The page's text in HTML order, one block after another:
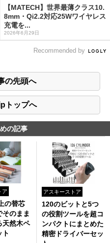
【MATECH】世界最薄クラス10.
8mm・Qi2.2対応25Wワイヤレス
充電を...
2026年6月29日
Recommended by
の先頭へ
トップへ
の記事
ア
の替芯
そのまま
天然木ペ
ト
アスキーストア
120のビットと5つ
の役割ツールを超コ
ンパクトにまとめた
精密ドライバーセッ